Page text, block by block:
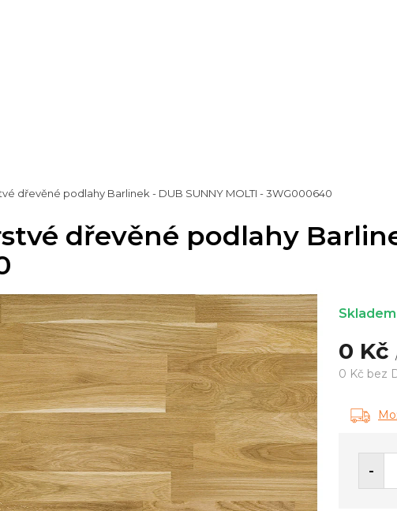
dřevěné podlahy Barlinek - DUB SUNNY MOLTI - 3WG000640
dřevěné podlahy
0 Kč
0 Kč bez
cena:
Skladem